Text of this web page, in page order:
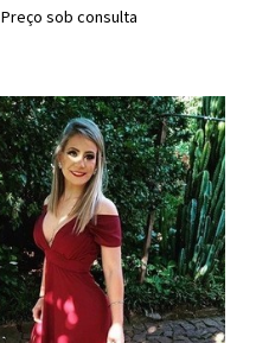
Preço sob consulta